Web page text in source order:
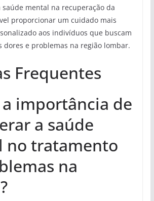
mental na recuperação da
proporcionar um cuidado mais
aos indivíduos que buscam
dores e problemas na região lombar.
Frequentes
importância de
a saúde
no tratamento
na